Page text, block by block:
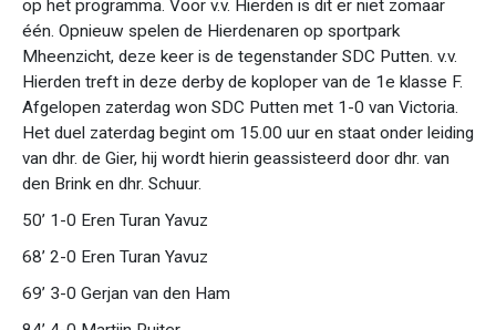
op het programma. Voor v.v. Hierden is dit er niet zomaar
één. Opnieuw spelen de Hierdenaren op sportpark
Mheenzicht, deze keer is de tegenstander SDC Putten. v.v.
Hierden treft in deze derby de koploper van de 1e klasse F.
Afgelopen zaterdag won SDC Putten met 1-0 van Victoria.
Het duel zaterdag begint om 15.00 uur en staat onder leiding
van dhr. de Gier, hij wordt hierin geassisteerd door dhr. van
den Brink en dhr. Schuur.
50’ 1-0 Eren Turan Yavuz
68’ 2-0 Eren Turan Yavuz
69’ 3-0 Gerjan van den Ham